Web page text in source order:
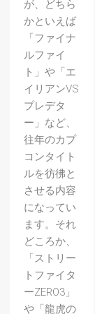
が、どちら
かといえば
「ファイナ
ルファイ
ト」や「エ
イリアンVS
プレデタ
ー」など、
往年のカプ
コンタイト
ルを彷彿と
させる内容
になってい
ます。それ
どころか、
「ストリー
トファイタ
ーZERO3」
や「龍虎の